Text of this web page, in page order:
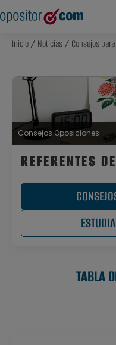
Inicio/ Noticias/ Consejos
Consejos Oposiciones
REFERENTES
TABLA